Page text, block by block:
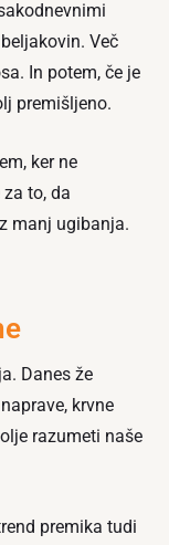
Več
In potem, če je
premišljeno.
ker ne
to, da
manj ugibanja.
Danes že
krvne
razumeti naše
premika tudi